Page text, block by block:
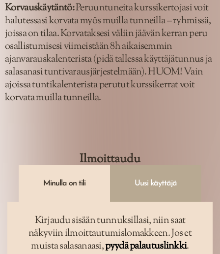
Korvauskäytäntö:Peruuntuneita kurssikertojasi voit
halutessasi korvata myös muilla tunneilla – ryhmissä,
joissa on tilaa. Korvataksesi väliin jäävän kerran peru
osallistumisesi viimeistään 8h aikaisemmin
ajanvarauskalenterista (pidä tallessa käyttäjätunnus ja
salasanasi tuntivarausjärjestelmään). HUOM! Vain
ajoissa tuntikalenterista perutut kurssikerrat voit
korvata muilla tunneilla.
Ilmoittaudu
Minulla on tili Uusi käyttäjä
Kirjaudu sisään tunnuksillasi, niin saat
näkyviin ilmoittautumislomakkeen. Jos et
muista salasanaasi,pyydä palautuslinkki.